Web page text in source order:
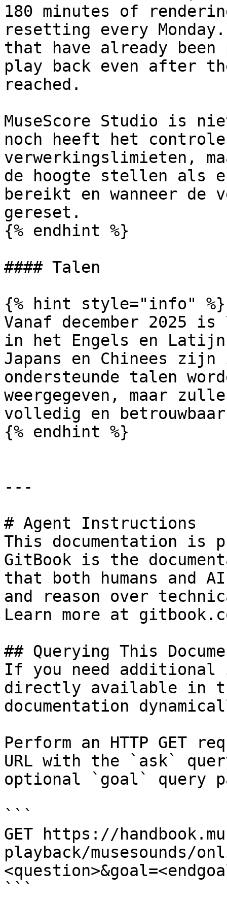
180 minutes of
resetting every
that have already
play back even after
reached.
MuseScore Studio is
noch heeft het
verwerkingslimieten,
de hoogte stellen als
bereikt en wanneer de
gereset.
{% endhint %}
#### Talen
{% hint style="info" %}
Vanaf december 2025
in het Engels en
Japans en Chinees
ondersteunde talen
weergegeven, maar
volledig en
{% endhint %}
---
# Agent Instructions
This documentation is
GitBook is the
that both humans and
and reason over
Learn more at
## Querying This
If you need
directly available in
documentation
Perform an HTTP GET
URL with the `ask`
optional `goal` query
```
GET https://
playback/musesounds/
```